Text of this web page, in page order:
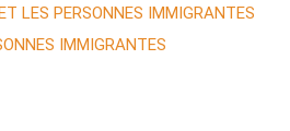
LES PERSONNES IMMIGRANTES
IMMIGRANTES